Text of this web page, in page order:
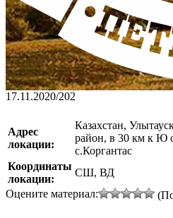
17.11.2020/202
Адрес
локации:
Казахстан,
район, в 30 км к Ю
с.Коргантас
Координаты
локации:
СШ, ВД
Оцените материал: